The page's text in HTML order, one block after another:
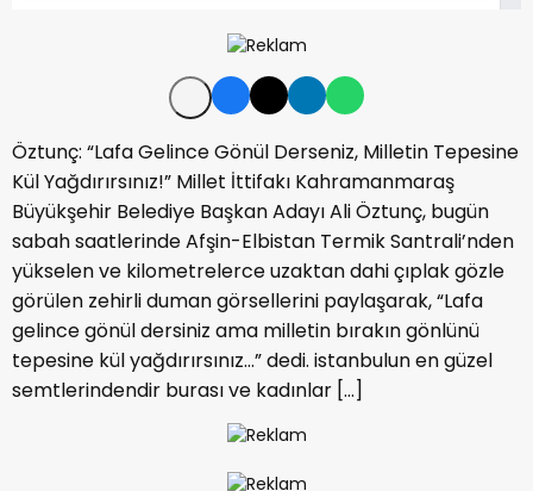
Öztunç: “Lafa Gelince Gönül Derseniz, Milletin Tepesine
Kül Yağdırırsınız!” Millet İttifakı Kahramanmaraş
Büyükşehir Belediye Başkan Adayı Ali Öztunç, bugün
sabah saatlerinde Afşin-Elbistan Termik Santrali’nden
yükselen ve kilometrelerce uzaktan dahi çıplak gözle
görülen zehirli duman görsellerini paylaşarak, “Lafa
gelince gönül dersiniz ama milletin bırakın gönlünü
tepesine kül yağdırırsınız…” dedi. istanbulun en güzel
semtlerindendir burası ve kadınlar […]